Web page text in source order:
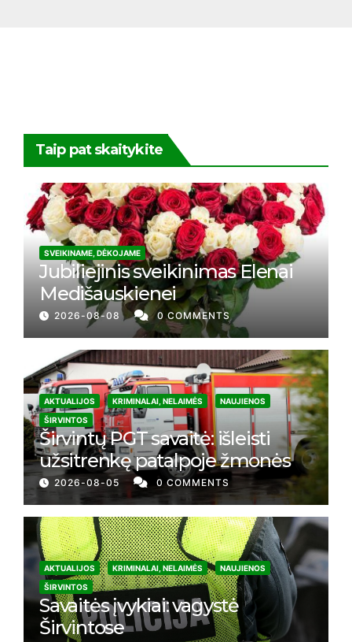
Taip pat skaitykite
SVEIKINAME, DĖKOJAME
Jubiliejinis sveikinimas Elenai
Medišauskienei
2026-08-08 0 COMMENTS
AKTUALIJOS KRIMINALAI, NELAIMĖS
NAUJIENOS
ŠIRVINTOS
Širvintų PGT savaitė: išleisti
užsitrenkę patalpoje žmonės
2026-08-05 0 COMMENTS
AKTUALIJOS KRIMINALAI, NELAIMĖS
NAUJIENOS
ŠIRVINTOS
Savaitės įvykiai: vagystė
Širvintose